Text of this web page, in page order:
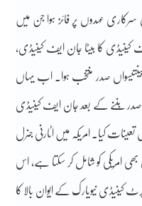
سرکاری عہدوں پر فائز ہوا جن میں
کینیڈی کا بیٹا جان ایف کینیڈی،
صدر منتخب ہوا۔ اب یہاں
کہ صدر بننے کے بعد جان ایف کینیڈی
تعینات کیا۔ امریکہ میں اٹارنی جنرل
بھی امریکی کو شامل کر سکتا ہے، اس
نیویارک کے ایوان بالا کا